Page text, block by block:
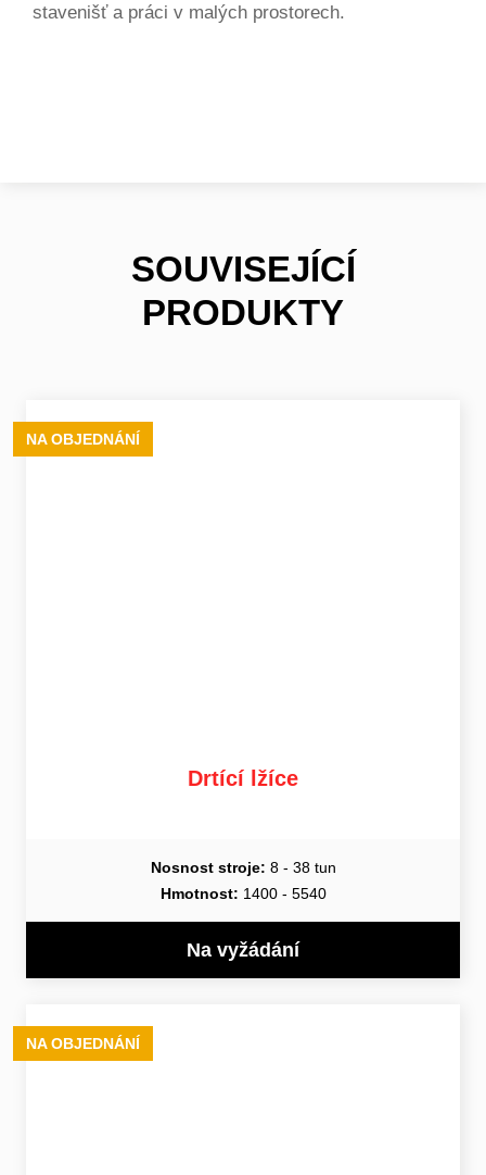
stavenišť a práci v malých prostorech.
SOUVISEJÍCÍ
PRODUKTY
NA OBJEDNÁNÍ
Drtící lžíce
Nosnost stroje: 8 - 38 tun
Hmotnost: 1400 - 5540
Na vyžádání
NA OBJEDNÁNÍ